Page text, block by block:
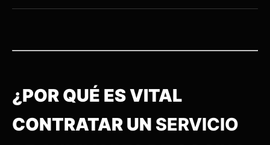
¿POR QUÉ ES VITAL
CONTRATAR UN SERVICIO